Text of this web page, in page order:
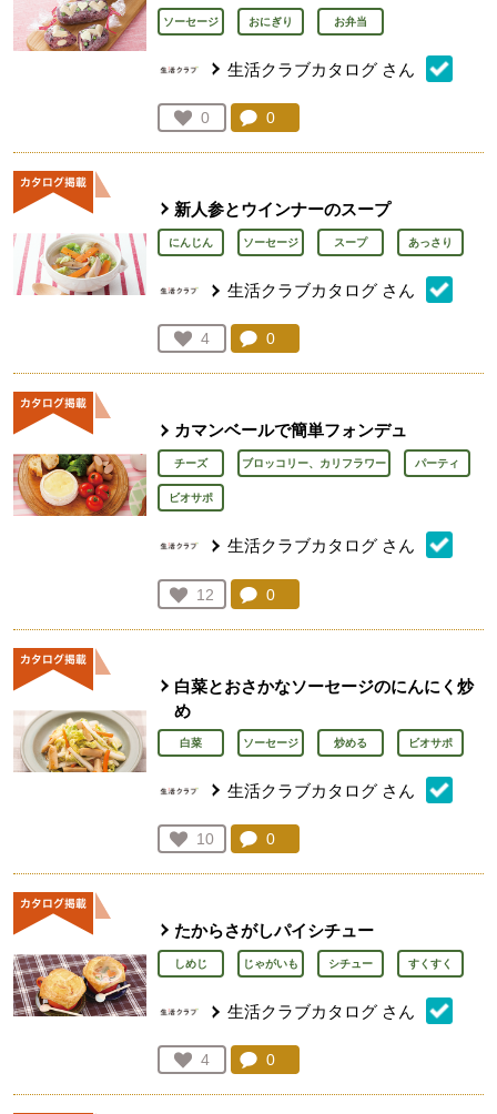
ソーセージ おにぎり お弁当
生活クラブカタログ さん
お気に入り登録：
0
人が登録
コメント：
0
新人参とウインナーのスープ
にんじん ソーセージ スープ あっさり
生活クラブカタログ さん
お気に入り登録：
4
人が登録
コメント：
0
カマンベールで簡単フォンデュ
チーズ ブロッコリー、カリフラワー パーティ
ビオサポ
生活クラブカタログ さん
お気に入り登録：
12
人が登録
コメント：
0
白菜とおさかなソーセージのにんにく炒
め
白菜 ソーセージ 炒める ビオサポ
生活クラブカタログ さん
お気に入り登録：
10
人が登録
コメント：
0
たからさがしパイシチュー
しめじ じゃがいも シチュー すくすく
生活クラブカタログ さん
お気に入り登録：
4
人が登録
コメント：
0